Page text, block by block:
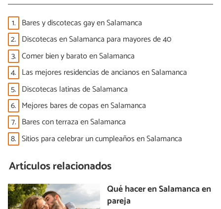
1. Bares y discotecas gay en Salamanca
2. Discotecas en Salamanca para mayores de 40
3. Comer bien y barato en Salamanca
4. Las mejores residencias de ancianos en Salamanca
5. Discotecas latinas de Salamanca
6. Mejores bares de copas en Salamanca
7. Bares con terraza en Salamanca
8. Sitios para celebrar un cumpleaños en Salamanca
Artículos relacionados
Qué hacer en Salamanca en
pareja